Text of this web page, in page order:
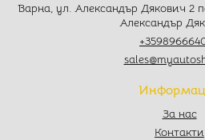
Варна, ул. Александър Дякович 2
Александър
За нас
Контакти